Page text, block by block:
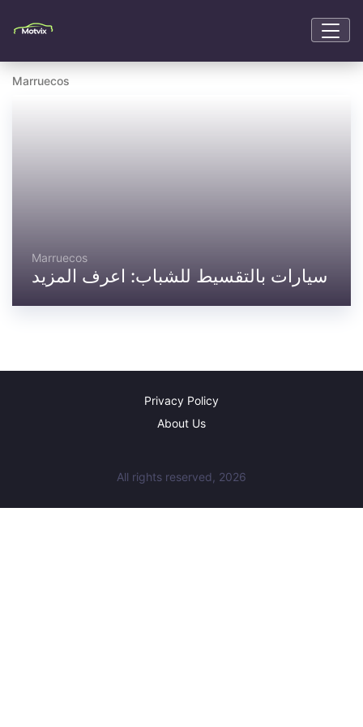
Marruecos
Marruecos
سيارات بالتقسيط للشباب: اعرف المزيد
Privacy Policy
About Us
All rights reserved, 2026